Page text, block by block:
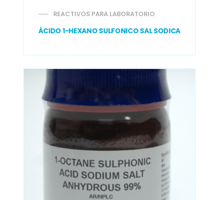
REACTIVOS PARA LABORATORIO
ÁCIDO 1-HEXANO SULFONICO SAL SODICA